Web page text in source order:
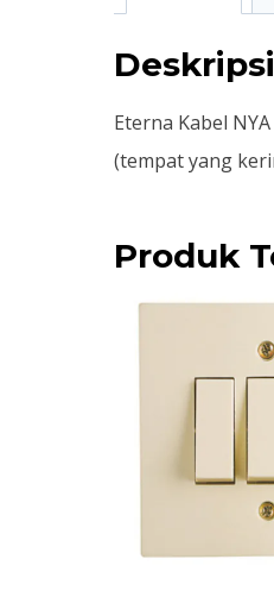
Deskripsi
Eterna Kabel
(tempat yang
Produk